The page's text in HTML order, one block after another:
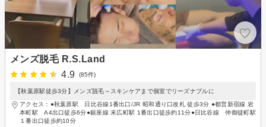
メンズ脱毛 R.S.Land
4.9
(85件)
【秋葉原駅徒歩3分】メンズ脱毛～スキンケアまで個室でリーズナブルに
アクセス：●秋葉原駅 日比谷線1番出口/JR 昭和通り口改札 徒歩3分 ●都営新宿線 岩
本町駅 A4出口徒歩6分●銀座線 末広町駅 1番出口徒歩約11分●日比谷線 仲御徒町駅
１番出口徒歩約10分